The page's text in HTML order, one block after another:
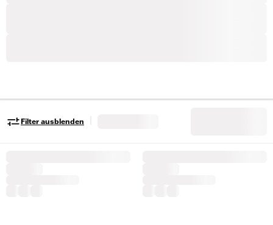
Filter ausblenden